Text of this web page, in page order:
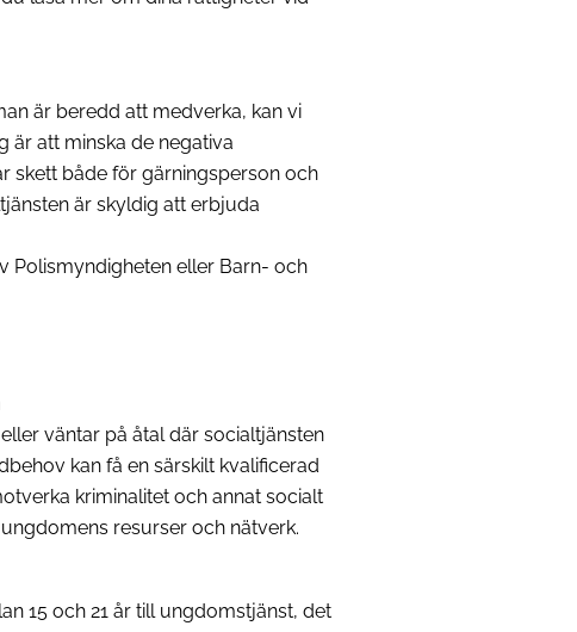
är beredd att medverka, kan vi
är att minska de negativa
skett både för gärningsperson och
är skyldig att erbjuda
Polismyndigheten eller Barn- och
väntar på åtal där socialtjänsten
kan få en särskilt kvalificerad
kriminalitet och annat socialt
resurser och nätverk.
15 och 21 år till ungdomstjänst, det